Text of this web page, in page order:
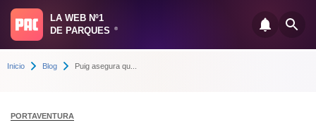
LA WEB Nº1
DE PARQUES
®
Inicio Blog Puig asegura qu...
PORTAVENTURA